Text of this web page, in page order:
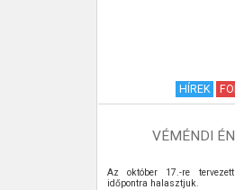
HÍREK
VÉMÉNDI
Az október 17.-re
időpontra halasztjuk.